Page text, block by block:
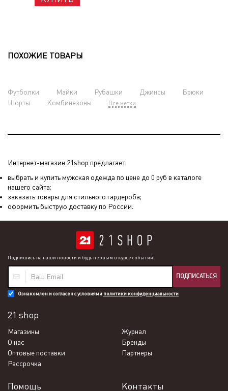
ПОХОЖИЕ ТОВАРЫ
Футболки Майки Рубашки Джинсы
Брюки
Шорты
Комбинезоны Все метки
Интернет-магазин 21shop предлагает:
выбрать и купить мужская одежда по цене до 0 руб в каталоге
нашего сайта;
заказать товары для стильного гардероба;
оформить быструю доставку по России.
Подпишись на наши новости и будь первым в курсе событий!
ПОДПИСАТЬСЯ
Ознакомлен и согласен с условиями политики конфиденциальности
21 shop
Магазины
Журнал
О нас
Бренды
Оптовые поставки
Партнеры
Рассрочка
Помощь Контакты